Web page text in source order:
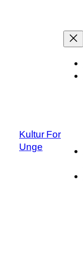
Kultur For
Unge